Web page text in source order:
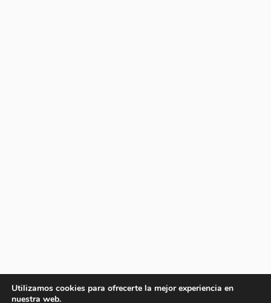
Utilizamos cookies para ofrecerte la mejor experiencia en
nuestra web.